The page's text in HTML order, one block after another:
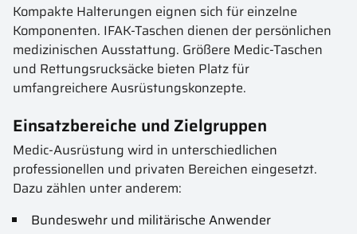
Kompakte Halterungen eignen sich für einzelne
Komponenten. IFAK-Taschen dienen der persönlichen
medizinischen Ausstattung. Größere Medic-Taschen
und Rettungsrucksäcke bieten Platz für
umfangreichere Ausrüstungskonzepte.
Einsatzbereiche und Zielgruppen
Medic-Ausrüstung wird in unterschiedlichen
professionellen und privaten Bereichen eingesetzt.
Dazu zählen unter anderem:
Bundeswehr und militärische Anwender